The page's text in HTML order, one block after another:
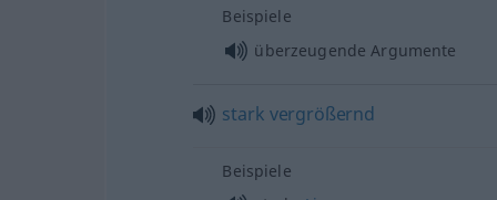
Beispiele
überzeugende Argumente
stark vergrößernd
Beispiele